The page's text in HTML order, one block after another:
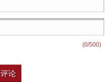
(0/500)